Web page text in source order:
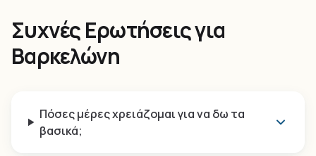
Συχνές Ερωτήσεις για
Βαρκελώνη
Πόσες μέρες χρειάζομαι για να δω τα
βασικά;